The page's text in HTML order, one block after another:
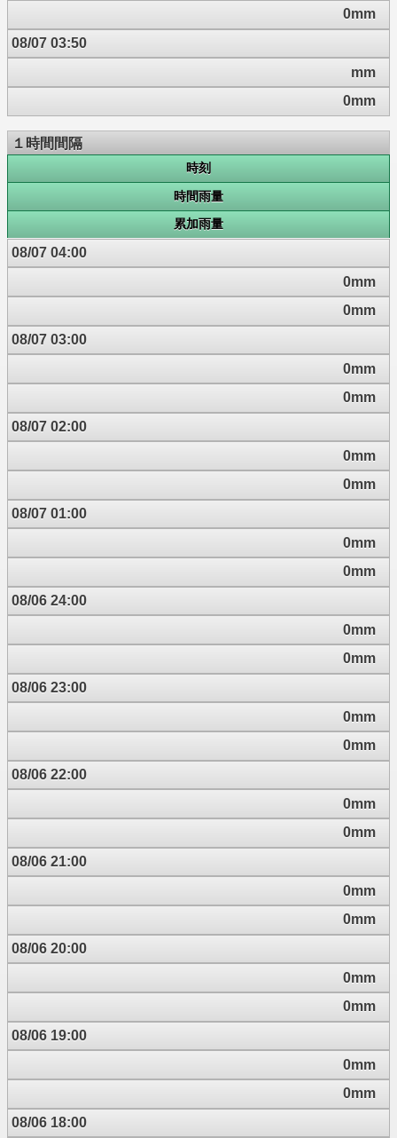
0mm
08/07 03:50
mm
0mm
１時間間隔
時刻
時間雨量
累加雨量
08/07 04:00
0mm
0mm
08/07 03:00
0mm
0mm
08/07 02:00
0mm
0mm
08/07 01:00
0mm
0mm
08/06 24:00
0mm
0mm
08/06 23:00
0mm
0mm
08/06 22:00
0mm
0mm
08/06 21:00
0mm
0mm
08/06 20:00
0mm
0mm
08/06 19:00
0mm
0mm
08/06 18:00